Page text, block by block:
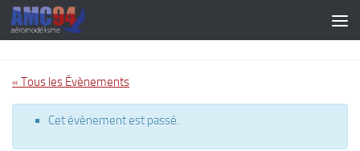
Skip to content
« Tous les Évènements
Cet évènement est passé.